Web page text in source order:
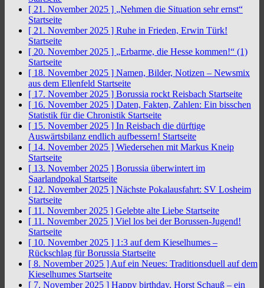
[ 21. November 2025 ] „Nehmen die Situation sehr ernst“
Startseite
[ 21. November 2025 ] Ruhe in Frieden, Erwin Türk!
Startseite
[ 20. November 2025 ] „Erbarme, die Hesse kommen!“ (1)
Startseite
[ 18. November 2025 ] Namen, Bilder, Notizen – Newsmix
aus dem Ellenfeld Startseite
[ 17. November 2025 ] Borussia rockt Reisbach Startseite
[ 16. November 2025 ] Daten, Fakten, Zahlen: Ein bisschen
Statistik für die Chronistik Startseite
[ 15. November 2025 ] In Reisbach die dürftige
Auswärtsbilanz endlich aufbessern! Startseite
[ 14. November 2025 ] Wiedersehen mit Markus Kneip
Startseite
[ 13. November 2025 ] Borussia überwintert im
Saarlandpokal Startseite
[ 12. November 2025 ] Nächste Pokalausfahrt: SV Losheim
Startseite
[ 11. November 2025 ] Gelebte alte Liebe Startseite
[ 11. November 2025 ] Viel los bei der Borussen-Jugend!
Startseite
[ 10. November 2025 ] 1:3 auf dem Kieselhumes –
Rückschlag für Borussia Startseite
[ 8. November 2025 ] Auf ein Neues: Traditionsduell auf dem
Kieselhumes Startseite
[ 7. November 2025 ] Happy birthday, Horst Schauß – ein